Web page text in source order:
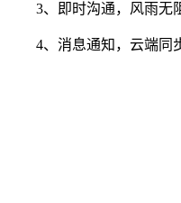
3、即时沟通，风雨无阻
4、消息通知，云端同步